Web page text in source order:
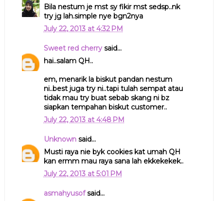
Bila nestum je mst sy fikir mst sedsp..nk
try jg lah.simple nye bgn2nya
July 22, 2013 at 4:32 PM
Sweet red cherrysaid...
hai..salam QH..
em, menarik la biskut pandan nestum
ni..best juga try ni..tapi tulah sempat atau
tidak mau try buat sebab skang ni bz
siapkan tempahan biskut customer..
July 22, 2013 at 4:48 PM
Unknownsaid...
Musti raya nie byk cookies kat umah QH
kan ermm mau raya sana lah ekkekekek..
July 22, 2013 at 5:01 PM
asmahyusofsaid...